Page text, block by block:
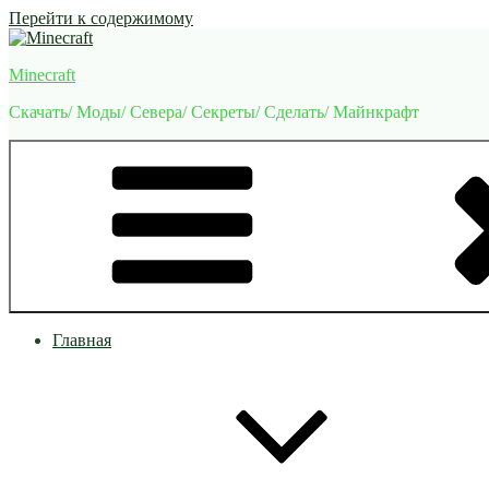
Перейти к содержимому
Minecraft
Скачать/ Моды/ Севера/ Секреты/ Сделать/ Майнкрафт
Главная